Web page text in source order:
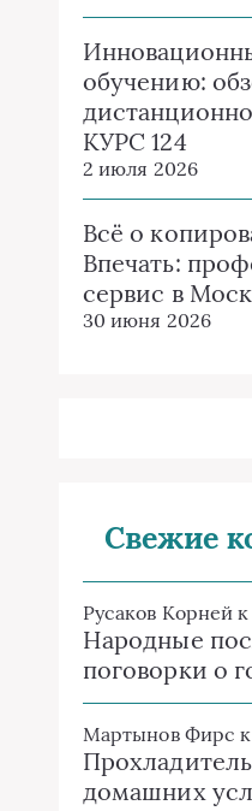
обучению:
КУРС 124
2 июля 2026
Всё о
Впечать:
сервис в
30 июня 2026
Свежие
Русаков Корней
Народные
поговорки о
Мартынов Фирс
домашних